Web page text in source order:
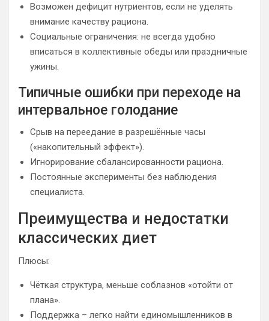
Возможен дефицит нутриентов, если не уделять
внимание качеству рациона.
Социальные ограничения: не всегда удобно
вписаться в коллективные обеды или праздничные
ужины.
Типичные ошибки при переходе на
интервальное голодание
Срыв на переедание в разрешённые часы
(«накопительный эффект»).
Игнорирование сбалансированности рациона.
Постоянные эксперименты без наблюдения
специалиста.
Преимущества и недостатки
классических диет
Плюсы:
Чёткая структура, меньше соблазнов «отойти от
плана».
Поддержка – легко найти единомышленников в